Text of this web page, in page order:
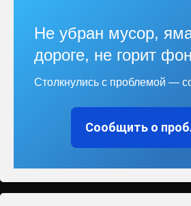
Не убран мусор,
дороге, не горит
Столкнулись с проблемой —
Сообщить о